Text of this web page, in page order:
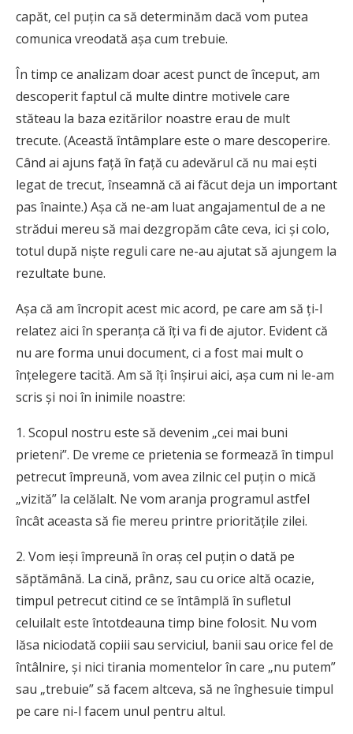
capăt, cel puţin ca să determinăm dacă vom putea
comunica vreodată aşa cum trebuie.
În timp ce analizam doar acest punct de început, am
descoperit faptul că multe dintre motivele care
stăteau la baza ezitărilor noastre erau de mult
trecute. (Această întâmplare este o mare descoperire.
Când ai ajuns faţă în faţă cu adevărul că nu mai eşti
legat de trecut, înseamnă că ai făcut deja un important
pas înainte.) Aşa că ne-am luat angajamentul de a ne
strădui mereu să mai dezgropăm câte ceva, ici şi colo,
totul după nişte reguli care ne-au ajutat să ajungem la
rezultate bune.
Aşa că am încropit acest mic acord, pe care am să ţi-l
relatez aici în speranţa că îţi va fi de ajutor. Evident că
nu are forma unui document, ci a fost mai mult o
înţelegere tacită. Am să îţi înşirui aici, aşa cum ni le-am
scris şi noi în inimile noastre:
1. Scopul nostru este să devenim „cei mai buni
prieteni”. De vreme ce prietenia se formează în timpul
petrecut împreună, vom avea zilnic cel puţin o mică
„vizită” la celălalt. Ne vom aranja programul astfel
încât aceasta să fie mereu printre priorităţile zilei.
2. Vom ieşi împreună în oraş cel puţin o dată pe
săptămână. La cină, prânz, sau cu orice altă ocazie,
timpul petrecut citind ce se întâmplă în sufletul
celuilalt este întotdeauna timp bine folosit. Nu vom
lăsa niciodată copiii sau serviciul, banii sau orice fel de
întâlnire, şi nici tirania momentelor în care „nu putem”
sau „trebuie” să facem altceva, să ne înghesuie timpul
pe care ni-l facem unul pentru altul.